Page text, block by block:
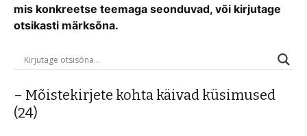
mis konkreetse teemaga seonduvad, või kirjutage
otsikasti märksõna.
– Mõistekirjete kohta käivad küsimused
(24)